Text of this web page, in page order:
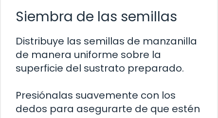
Siembra de las semillas
Distribuye las semillas de manzanilla
de manera uniforme sobre la
superficie del sustrato preparado.
Presiónalas suavemente con los
dedos para asegurarte de que estén